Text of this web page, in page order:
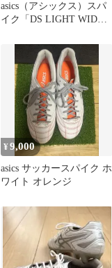
asics（アシックス）スパ
イク「DS LIGHT WIDE
¥9,000
asics サッカースパイク ホ
ワイト オレンジ